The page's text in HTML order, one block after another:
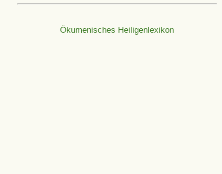
Ökumenisches Heiligenlexikon